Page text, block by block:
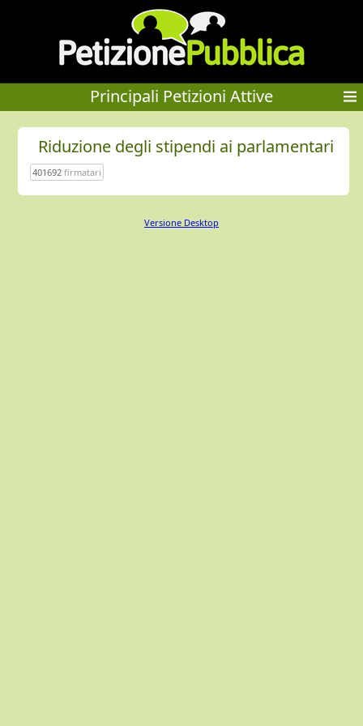
Principali Petizioni Attive
Riduzione degli stipendi ai parlamentari
401692firmatari
Versione Desktop